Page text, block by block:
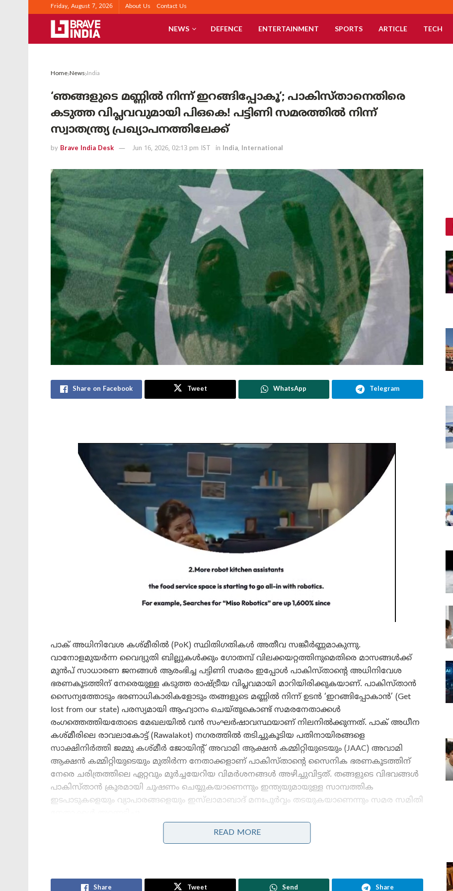
Friday, August 7, 2026 About Us Contact Us
NEWS DEFENCE ENTERTAINMENT SPORTS ARTICLE TECH
Home News India
‘ഞങ്ങളുടെ മണ്ണിൽ നിന്ന് ഇറങ്ങിപ്പോകൂ’; പാകിസ്താനെതിരെ
കടുത്ത വിപ്ലവവുമായി പിഒകെ! പട്ടിണി സമരത്തിൽ നിന്ന്
സ്വാതന്ത്ര്യ പ്രഖ്യാപനത്തിലേക്ക്
by Brave India Desk Jun 16, 2026, 02:13 pm IST in India, International
Share on Facebook Tweet WhatsApp Telegram
പാക് അധിനിവേശ കശ്മീരിൽ (PoK) സ്ഥിതിഗതികൾ അതീവ സങ്കീർണ്ണമാകുന്നു.
വാനോളമുയർന്ന വൈദ്യുതി ബില്ലുകൾക്കും ഗോതമ്പ് വിലക്കയറ്റത്തിനുമെതിരെ മാസങ്ങൾക്ക്
മുൻപ് സാധാരണ ജനങ്ങൾ ആരംഭിച്ച പട്ടിണി സമരം ഇപ്പോൾ പാകിസ്താന്റെ അധിനിവേശ
ഭരണകൂടത്തിന് നേരെയുള്ള കടുത്ത രാഷ്ട്രീയ വിപ്ലവമായി മാറിയിരിക്കുകയാണ്. പാകിസ്താൻ
സൈന്യത്തോടും ഭരണാധികാരികളോടും തങ്ങളുടെ മണ്ണിൽ നിന്ന് ഉടൻ ‘ഇറങ്ങിപ്പോകാൻ’ (Get
lost from our state) പരസ്യമായി ആഹ്വാനം ചെയ്തുകൊണ്ട് സമരനേതാക്കൾ
രംഗത്തെത്തിയതോടെ മേഖലയിൽ വൻ സംഘർഷാവസ്ഥയാണ് നിലനിൽക്കുന്നത്. പാക് അധീന
കശ്മീരിലെ രാവലാകോട്ട് (Rawalakot) നഗരത്തിൽ തടിച്ചുകൂടിയ പതിനായിരങ്ങളെ
സാക്ഷിനിർത്തി ജമ്മു കശ്മീർ ജോയിന്റ് അവാമി ആക്ഷൻ കമ്മിറ്റിയുടെയും (JAAC) അവാമി
ആക്ഷൻ കമ്മിറ്റിയുടെയും മുതിർന്ന നേതാക്കളാണ് പാകിസ്താന്റെ സൈനിക ഭരണകൂടത്തിന്
നേരെ ചരിത്രത്തിലെ ഏറ്റവും മൂർച്ചയേറിയ വിമർശനങ്ങൾ അഴിച്ചുവിട്ടത്. തങ്ങളുടെ വിഭവങ്ങൾ
പാകിസ്താൻ ക്രൂരമായി ചൂഷണം ചെയ്യുകയാണെന്നും ഇന്ത്യയുമായുള്ള സാമ്പത്തിക
ഇടപാടുകളെയും വ്യാപാരങ്ങളെയും ഇസ്‌ലാമാബാദ് മനഃപൂർവ്വം തടയുകയാണെന്നും സമര സമിതി
മർദ്ദിച്ചു, ഇൽതിജ മുഫ്തിക്കെതിരെ
കേവലം സബ്‌സിഡികൾക്കും
നിന്നുള്ള പൂർണ്ണമായ സാമ്പത്തിക-രാഷ്ട്രീയ
READ MORE
Share Tweet Send Share